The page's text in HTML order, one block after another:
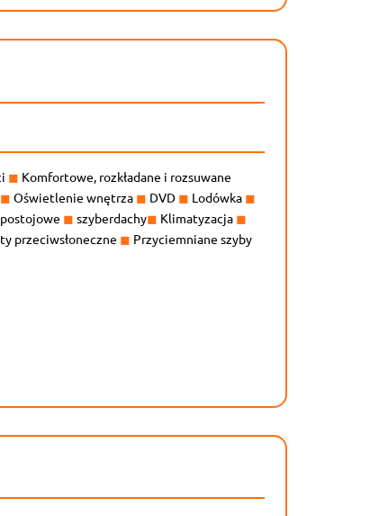
◼ Komfortowe, rozkładane i rozsuwane
◼ Oświetlenie wnętrza ◼ DVD ◼ Lodówka ◼
◼ szyberdachy◼ Klimatyzacja ◼
przeciwsłoneczne ◼ Przyciemniane szyby